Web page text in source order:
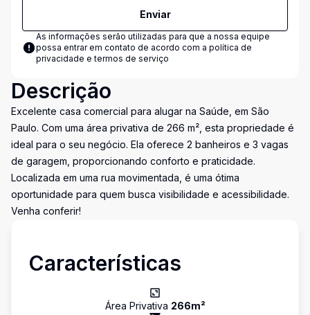
Enviar
As informações serão utilizadas para que a nossa equipe
possa entrar em contato de acordo com a política de
privacidade e termos de serviço
Descrição
Excelente casa comercial para alugar na Saúde, em São
Paulo. Com uma área privativa de 266 m², esta propriedade é
ideal para o seu negócio. Ela oferece 2 banheiros e 3 vagas
de garagem, proporcionando conforto e praticidade.
Localizada em uma rua movimentada, é uma ótima
oportunidade para quem busca visibilidade e acessibilidade.
Venha conferir!
Características
Área Privativa 266m²